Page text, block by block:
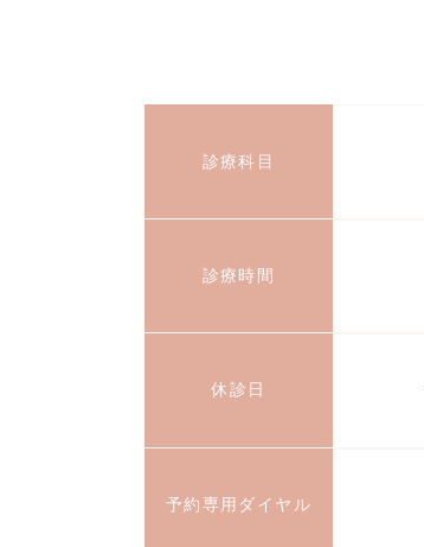
診療科目
診療時間
休診日
予約専用ダイヤル